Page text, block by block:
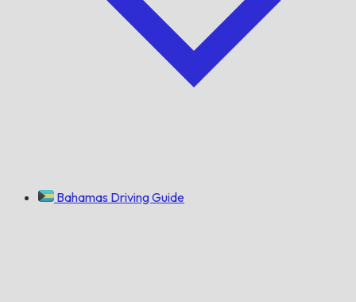
Bahamas Driving Guide